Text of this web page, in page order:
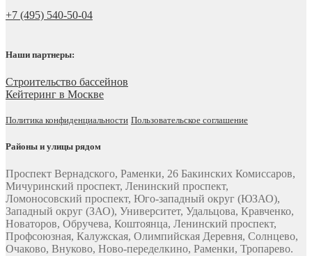
+7 (495) 540-50-04
Наши партнеры:
Строительство бассейнов
Кейтеринг в Москве
Политика конфиденциальности Пользовательское соглашение
Районы и улицы рядом
Проспект Вернадского, Раменки, 26 Бакинских Комиссаров,
Мичуринский проспект, Ленинский проспект,
Ломоносовский проспект, Юго-западный округ (ЮЗАО),
Западный округ (ЗАО), Университет, Удальцова, Кравченко,
Новаторов, Обручева, Коштоянца, Ленинский проспект,
Профсоюзная, Калужская, Олимпийская Деревня, Солнцево,
Очаково, Внуково, Ново-переделкино, Раменки, Тропарево.